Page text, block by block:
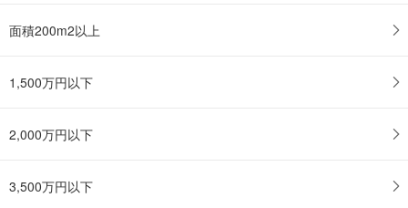
面積200m2以上
1,500万円以下
2,000万円以下
3,500万円以下